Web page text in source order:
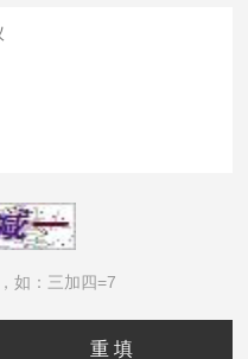
如：三加四=7